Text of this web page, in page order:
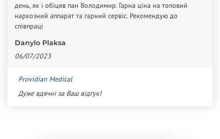
день, як і обіцяв пан Володимир. Гарна ціна на топовий
наркозний аппарат та гарний сервіс. Рекомендую до
співпраці
Danylo Plaksa
06/07/2023
Providian Medical
Дуже вдячні за Ваш відгук!